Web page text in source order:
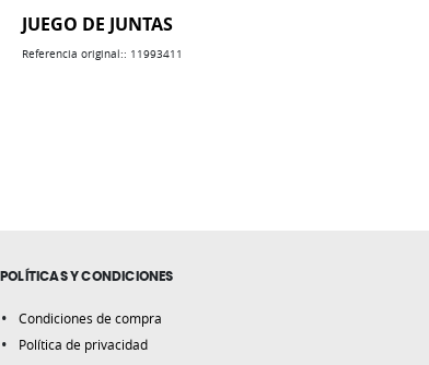
JUEGO DE JUNTAS
Referencia original:: 11993411
página
POLÍTICAS Y CONDICIONES
Condiciones de compra
Política de privacidad